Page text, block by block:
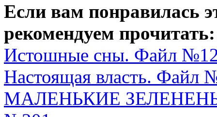
Если вам понравилась
рекомендуем прочитать:
Истошные сны. Файл
Настоящая власть. Файл
МАЛЕНЬКИЕ